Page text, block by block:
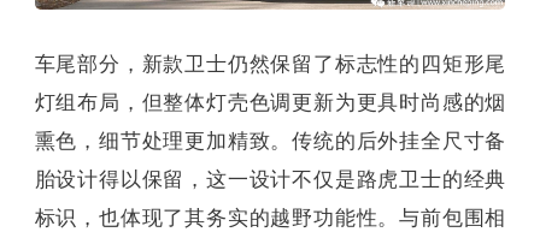
车尾部分，新款卫士仍然保留了标志性的四矩形尾
灯组布局，但整体灯壳色调更新为更具时尚感的烟
熏色，细节处理更加精致。传统的后外挂全尺寸备
胎设计得以保留，这一设计不仅是路虎卫士的经典
标识，也体现了其务实的越野功能性。与前包围相